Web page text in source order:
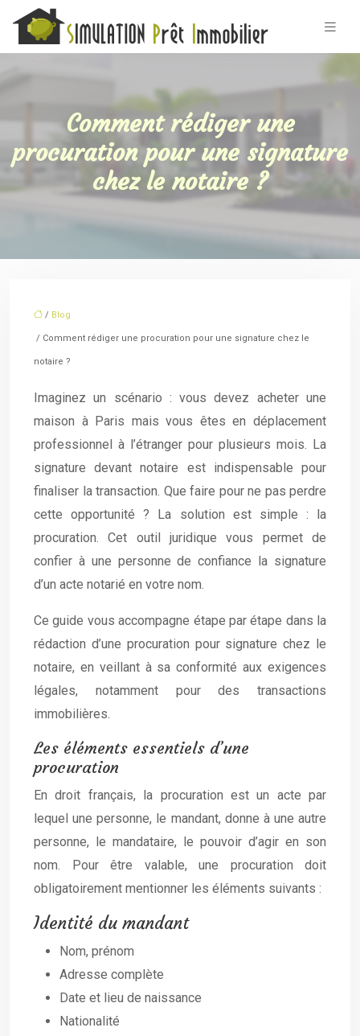
Comment rédiger une
procuration pour une signature
chez le notaire ?
/ Blog
/ Comment rédiger une procuration pour une signature chez le
notaire ?
Imaginez un scénario : vous devez acheter une
maison à Paris mais vous êtes en déplacement
professionnel à l’étranger pour plusieurs mois. La
signature devant notaire est indispensable pour
finaliser la transaction. Que faire pour ne pas perdre
cette opportunité ? La solution est simple : la
procuration. Cet outil juridique vous permet de
confier à une personne de confiance la signature
d’un acte notarié en votre nom.
Ce guide vous accompagne étape par étape dans la
rédaction d’une procuration pour signature chez le
notaire, en veillant à sa conformité aux exigences
légales, notamment pour des transactions
immobilières.
Les éléments essentiels d’une
procuration
En droit français, la procuration est un acte par
lequel une personne, le mandant, donne à une autre
personne, le mandataire, le pouvoir d’agir en son
nom. Pour être valable, une procuration doit
obligatoirement mentionner les éléments suivants :
Identité du mandant
Nom, prénom
Adresse complète
Date et lieu de naissance
Nationalité